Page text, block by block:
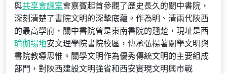
與共享會議室會嘉賓起首參觀了歷史長久的關中書院，
深刻清楚了書院文明的深摯底蘊。作為明、清兩代陜西
的最高學府，關中書院曾是東南書院的翹楚，現址是西
瑜伽場地安文理學院書院校區，傳承弘揚著關學文明與
書院教導思惟。關學文明作為優秀傳統文明的主要組成
部門，對陜西建設文明強省和西安實現文明興市戰